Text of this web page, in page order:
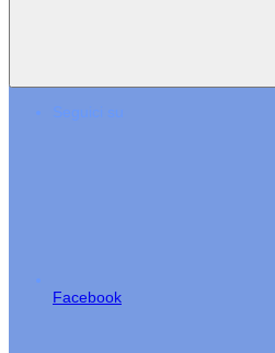
Seguici su
Facebook